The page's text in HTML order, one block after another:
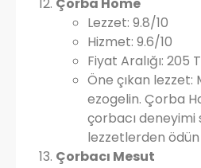
Çorba Home
Lezzet: 9.8/10
Hizmet: 9.6/10
Fiyat Aralığı: 205
Öne çıkan lezzet:
ezogelin. Çorba
çorbacı deneyimi
lezzetlerden
Çorbacı Mesut